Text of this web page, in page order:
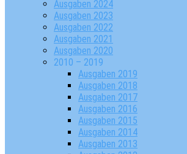
Ausgaben 2024
Ausgaben 2023
Ausgaben 2022
Ausgaben 2021
Ausgaben 2020
2010 – 2019
Ausgaben 2019
Ausgaben 2018
Ausgaben 2017
Ausgaben 2016
Ausgaben 2015
Ausgaben 2014
Ausgaben 2013